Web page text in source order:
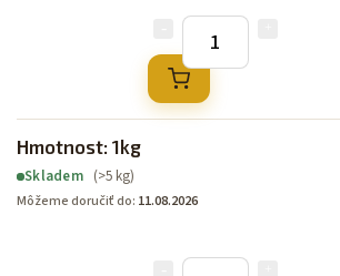
Hmotnost: 1kg
Skladem (>5 kg)
Môžeme doručiť do: 11.08.2026